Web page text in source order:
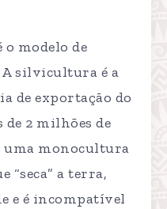
o modelo de
silvicultura é a
de exportação do
2 milhões de
uma monocultura
“seca” a terra,
e é incompatível